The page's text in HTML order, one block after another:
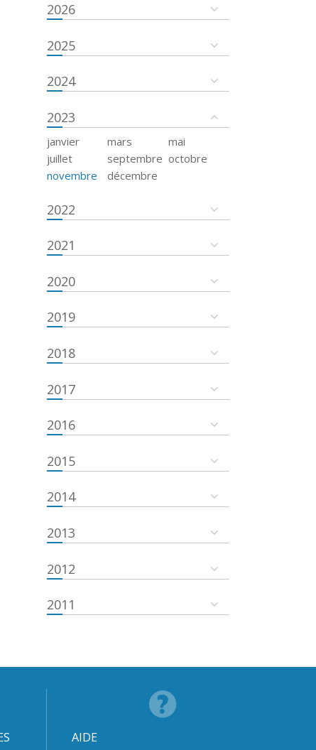
2026
2025
2024
2023
janvier mars
mai
juillet
septembre octobre
novembre
décembre
2022
2021
2020
2019
2018
2017
2016
2015
2014
2013
2012
2011
AIDE